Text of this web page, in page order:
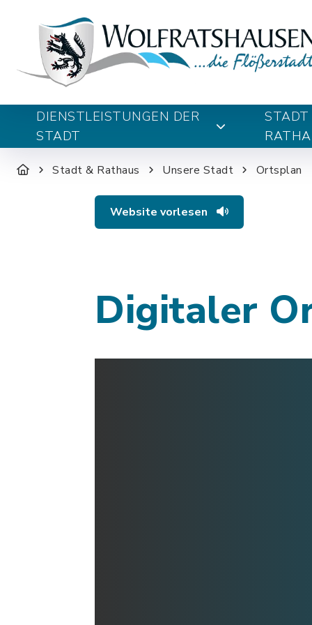
DIENSTLEISTUNGEN DER
STADT
STADT
Stadt & Rathaus Unsere Stadt Ortsplan
Website vorlesen
Digitaler